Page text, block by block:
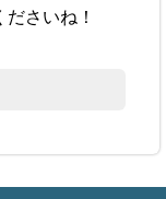
さいね！